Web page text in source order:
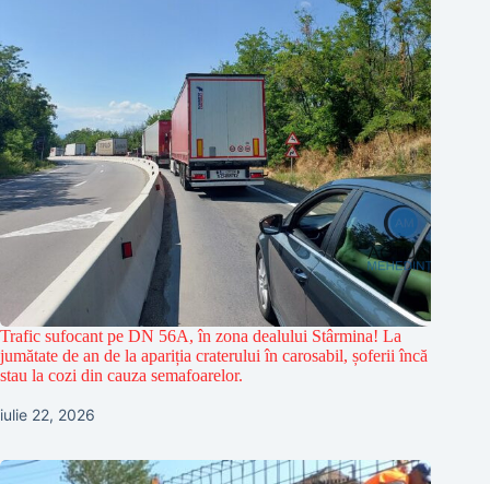
Trafic sufocant pe DN 56A, în zona dealului Stârmina! La
jumătate de an de la apariția craterului în carosabil, șoferii încă
stau la cozi din cauza semafoarelor.
iulie 22, 2026